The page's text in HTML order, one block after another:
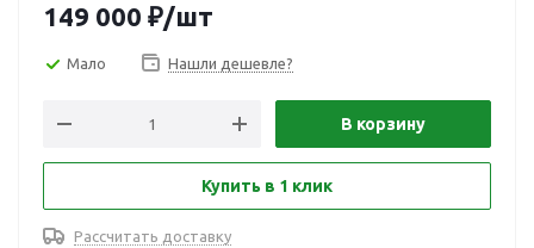
149 000 ₽/шт
Мало Нашли дешевле?
В корзину
Купить в 1 клик
Рассчитать доставку